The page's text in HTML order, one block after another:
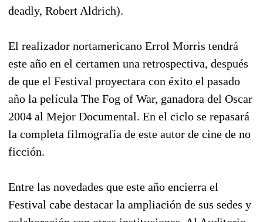
deadly, Robert Aldrich).
El realizador nortamericano Errol Morris tendrá
este año en el certamen una retrospectiva, después
de que el Festival proyectara con éxito el pasado
año la película The Fog of War, ganadora del Oscar
2004 al Mejor Documental. En el ciclo se repasará
la completa filmografía de este autor de cine de no
ficción.
Entre las novedades que este año encierra el
Festival cabe destacar la ampliación de sus sedes y